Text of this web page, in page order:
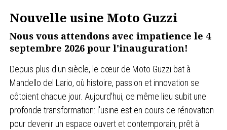
Nouvelle usine Moto Guzzi
Nous vous attendons avec impatience le 4
septembre 2026 pour l'inauguration!
Depuis plus d'un siècle, le cœur de Moto Guzzi bat à
Mandello del Lario, où histoire, passion et innovation se
côtoient chaque jour. Aujourd'hui, ce même lieu subit une
profonde transformation: l'usine est en cours de rénovation
pour devenir un espace ouvert et contemporain, prêt à